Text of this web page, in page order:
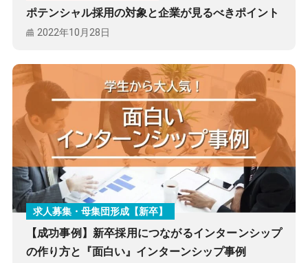
ポテンシャル採用の対象と企業が見るべきポイント
2022年10月28日
求人募集・母集団形成【新卒】
【成功事例】新卒採用につながるインターンシップ
の作り方と『面白い』インターンシップ事例